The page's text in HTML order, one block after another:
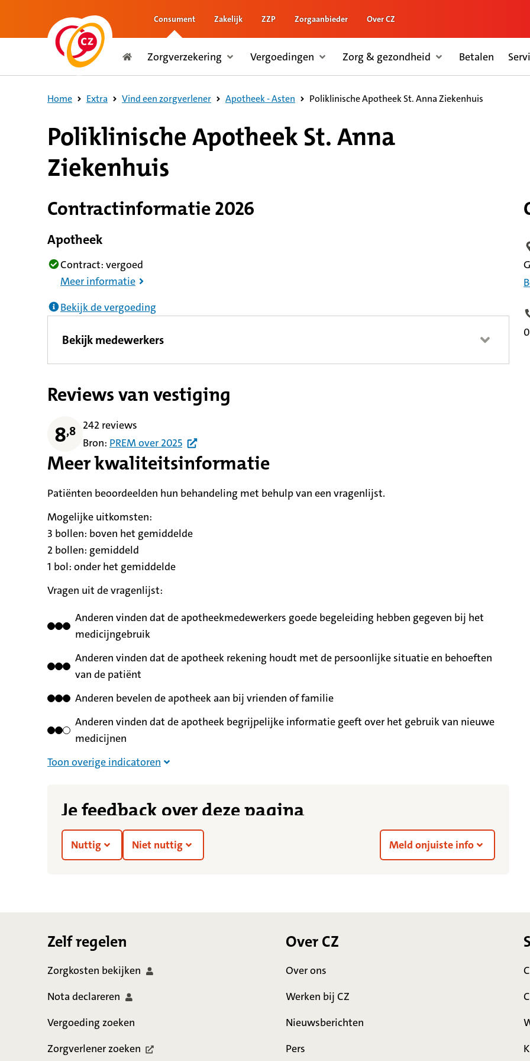
de inhoud
Consument Zakelijk ZZP Zorgaanbieder Over CZ
Consument
Zorgverzekering Vergoedingen Zorg & gezondheid Betalen
Home Extra Vind een zorgverlener Apotheek - Asten Poliklinische Apotheek St. Anna Ziekenhuis
Poliklinische Apotheek St. Anna
Ziekenhuis
Contractinformatie 2026
Apotheek
Contract: vergoed
Meer informatie
Bekijk de vergoeding
Bekijk medewerkers
Reviews van vestiging
8,8 op basis van 242 reviews
8,8 242 reviews
Bron: PREMover 2025
Meer kwaliteitsinformatie
Patiënten beoordeelden hun behandeling met behulp van een vragenlijst.
Mogelijke uitkomsten:
3 bollen: betekent
boven het gemiddelde
2 bollen: betekent
gemiddeld
1 bol: betekent
onder het gemiddelde
Vragen uit de vragenlijst:
Anderen vinden dat de apotheekmedewerkers goede begeleiding hebben gegeven bij het
medicijngebruik
Anderen vinden dat de apotheek rekening houdt met de persoonlijke situatie en behoeften
van de patiënt
Anderen bevelen de apotheek aan bij vrienden of familie
Anderen vinden dat de apotheek begrijpelijke informatie geeft over het gebruik van nieuwe
medicijnen
Toon overige indicatoren
Je feedback over deze pagina
Nuttig Niet nuttig Meld onjuiste info
Zelf regelen
Zorgkosten bekijken
Nota declareren
Vergoeding zoeken
Zorgverlenerzoeken
Over CZ
Over ons
Werken bij CZ
Nieuwsberichten
Pers